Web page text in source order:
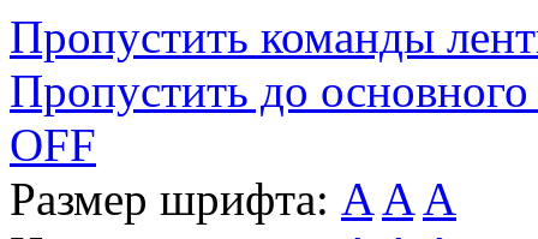
Пропустить команды
Пропустить до основного
OFF
Размер шрифта: A A A